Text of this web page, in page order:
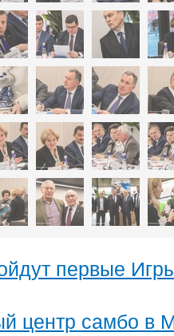
первые
центр самбо в